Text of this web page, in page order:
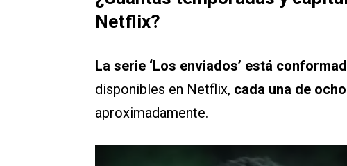
Netflix?
La serie ‘Los enviados’ está
disponibles en Netflix, cada una de
aproximadamente.